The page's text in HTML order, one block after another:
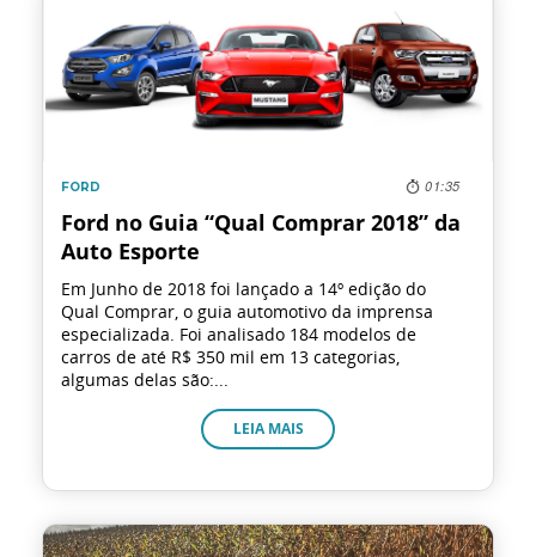
Copiloto
Oficina
Primeiro Carro
Finanças
Materiais
vontade.
FORD
Ford no Guia “Qual Comprar 2018” da
Auto Esporte
Em Junho de 2018 foi lançado a 14º edição do
Qual Comprar, o guia automotivo da imprensa
especializada. Foi analisado 184 modelos de
carros de até R$ 350 mil em 13 categorias,
algumas delas são:...
01:35
LEIA MAIS